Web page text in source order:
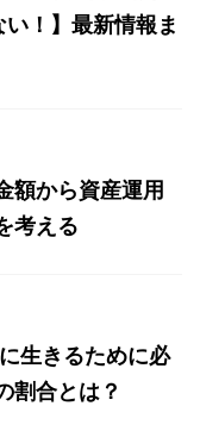
！】最新情報ま
額から資産運用
考える
生きるために必
割合とは？